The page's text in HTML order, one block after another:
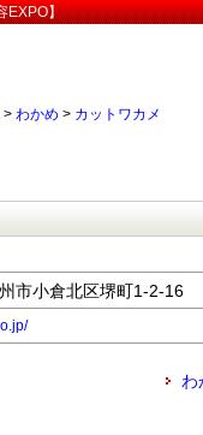
EXPO】
> わかめ > カットワカメ
市小倉北区堺町1-2-16
わ